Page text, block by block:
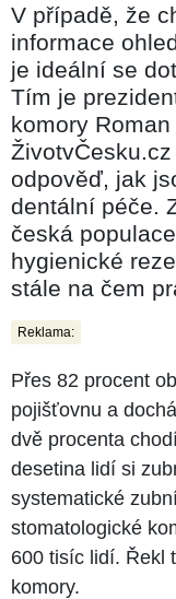
V případě, že
informace
je ideální se
Tím je
komory
odpověď, jak
dentální péče.
česká
hygienické
stále na čem
Reklama:
Přes 82 procent
pojišťovnu a
dvě procenta
desetina lidí si
systematické
stomatologické
600 tisíc lidí. Řekl
komory.